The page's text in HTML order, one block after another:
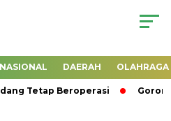
NASIONAL DAERAH OLAHRAGA
Tetap Beroperasi